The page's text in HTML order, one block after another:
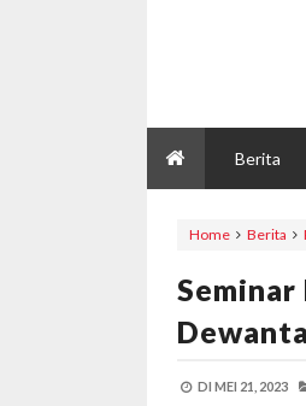
Berita
Home Berita
Seminar
DI MEI 21, 2023